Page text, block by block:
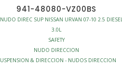
941-48080-VZ00BS
DIREC SUP NISSAN URVAN 07-10 2.5 DIESEL
3.0L
SAFETY
NUDO DIRECCION
& DIRECCION - NUDOS DIRECCION